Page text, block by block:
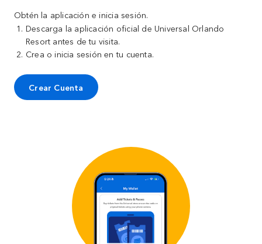
Obtén la aplicación e inicia sesión.
Descarga la aplicación oficial de Universal Orlando
Resort antes de tu visita.
Crea o inicia sesión en tu cuenta.
Crear Cuenta